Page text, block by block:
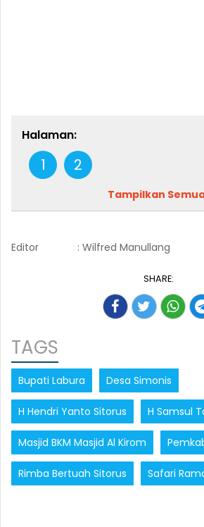
Halaman:
1 2
Tampilkan
Editor : Wilfred Manullang
SHARE:
TAGS
Bupati Labura Desa Simonis
H Hendri Yanto Sitorus H Samsul
Masjid BKM Masjid Al Kirom
Rimba Bertuah Sitorus Safari